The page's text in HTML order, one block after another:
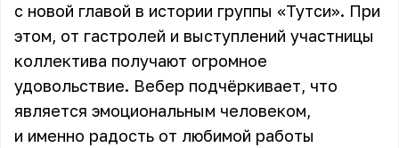
с новой главой в истории группы «Тутси». При
этом, от гастролей и выступлений участницы
коллектива получают огромное
удовольствие. Вебер подчёркивает, что
является эмоциональным человеком,
и именно радость от любимой работы